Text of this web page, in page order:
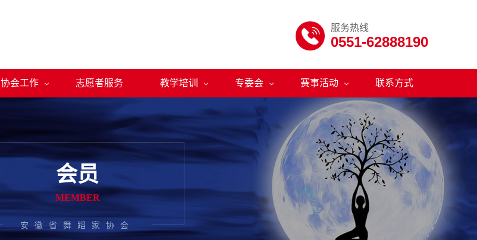
 服务热线
0551-62888190
协会工作  志愿者服务 教学培训  专委会  赛事活动  联系方式
会员
MEMBER
安徽省舞蹈家协会